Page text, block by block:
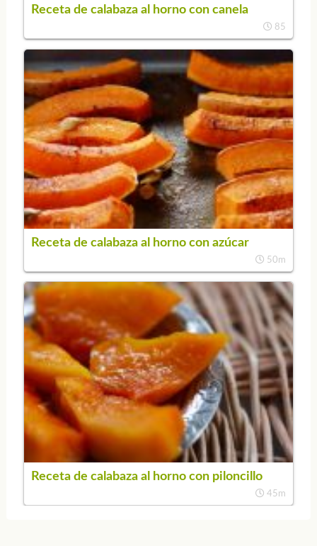
Receta de calabaza al horno con canela
85
Receta de calabaza al horno con azúcar
50m
Receta de calabaza al horno con piloncillo
45m